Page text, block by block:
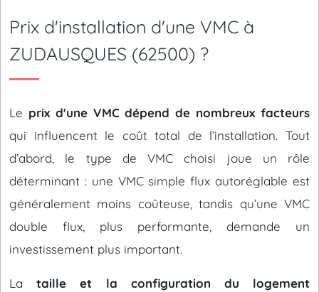
Prix d'installation d'une VMC à
ZUDAUSQUES (62500) ?
Le prix d'une VMC dépend de nombreux facteurs
qui influencent le coût total de l’installation. Tout
d’abord, le type de VMC choisi joue un rôle
déterminant : une VMC simple flux autoréglable est
généralement moins coûteuse, tandis qu’une VMC
double flux, plus performante, demande un
investissement plus important.
Lataille et la configuration du logement